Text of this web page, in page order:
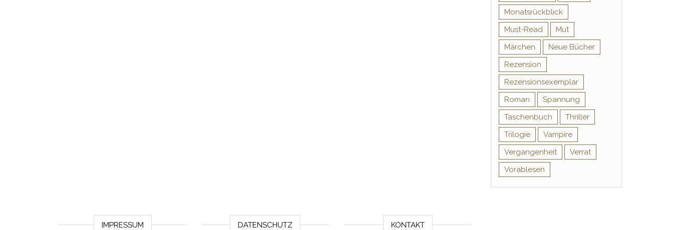
Monatsrückblick
Must-Read
Mut
Märchen
Neue Bücher
Rezension
Rezensionsexemplar
Roman
Spannung
Taschenbuch
Thriller
Trilogie
Vampire
Vergangenheit
Verrat
Vorablesen
IMPRESSUM DATENSCHUTZ KONTAKT